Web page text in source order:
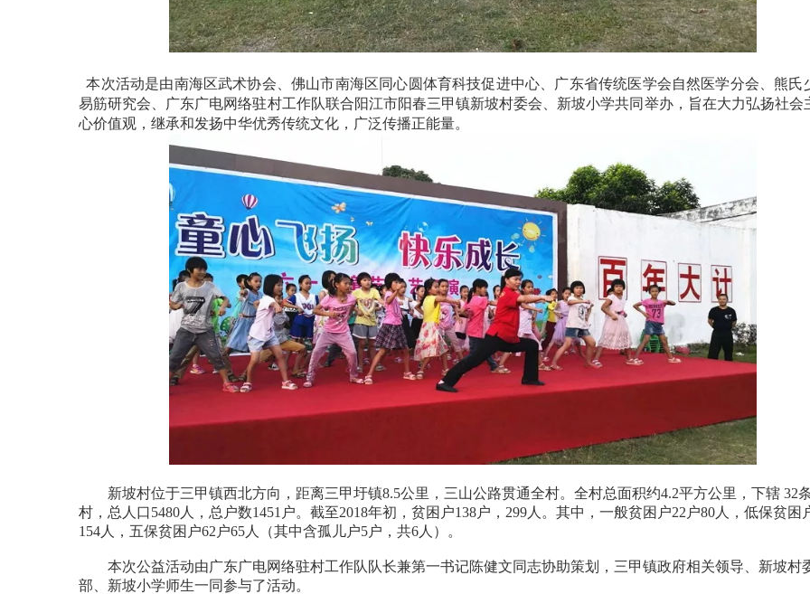
本次活动是由南海区武术协会、佛山市南海区同心圆体育科技促进中心、广东省传统医学会自然医学分会、 熊氏
易筋研究会、
广东广电网络驻村工作队联合阳江市阳春三甲镇新坡村委会、新坡小学共同举办，旨在大力弘扬社会
心价值观，继承和发扬中华优秀传统文化，广泛传播正能量。
新坡村位于三甲镇西北方向，距离三甲圩镇8.5公里，三山公路贯通全村。全村总面积约4.2平方公里，下辖 32
村，总人口5480人，总户数1451户。 截至2018年初，贫困户138户，299人。其中，一般贫困户22户80人，低保贫困
154人，五保贫困户62户65人（其中含孤儿户5户，共6人）。
本次公益活动由广东广电网络驻村工作队队长兼第一书记陈健文同志协助策划，三甲镇政府相关领导、新坡村
部、新坡小学师生一同参与了活动。